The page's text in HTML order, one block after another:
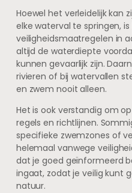
Hoewel het verleidelijk kan
elke waterval te springen,
veiligheidsmaatregelen in
altijd de waterdiepte
kunnen gevaarlijk zijn.
rivieren of bij watervallen
en zwem nooit alleen.
Het is ook verstandig om
regels en richtlijnen.
specifieke zwemzones of
helemaal vanwege
dat je goed geïnformeerd
ingaat, zodat je veilig kunt
natuur.